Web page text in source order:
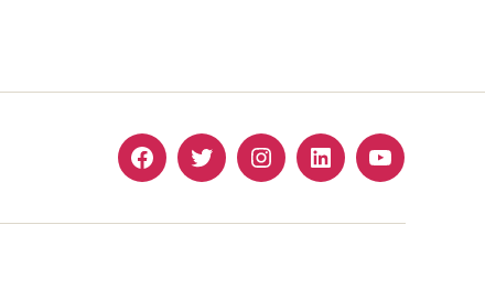
FacebookTwitterInstagramLinkedinYouTube